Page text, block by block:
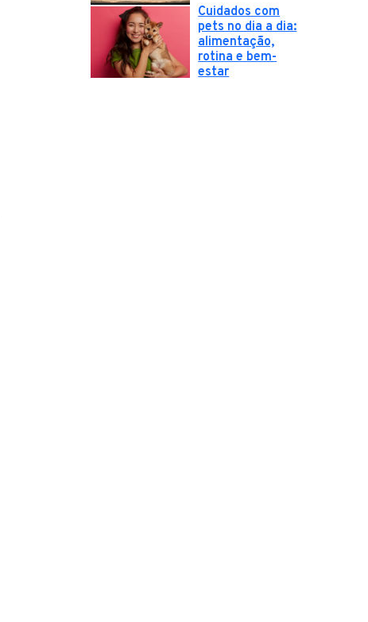
Cuidados com
pets no dia a dia:
alimentação,
rotina e bem-
estar